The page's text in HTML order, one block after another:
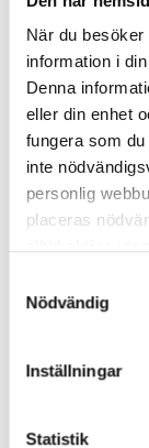
När du
information i
Denna
eller din enhet
fungera som
inte
personlig
placeras
dess
välja vilka
Klicka på de
blockering av
Nödvändig
Inställningar
Statistik
in the